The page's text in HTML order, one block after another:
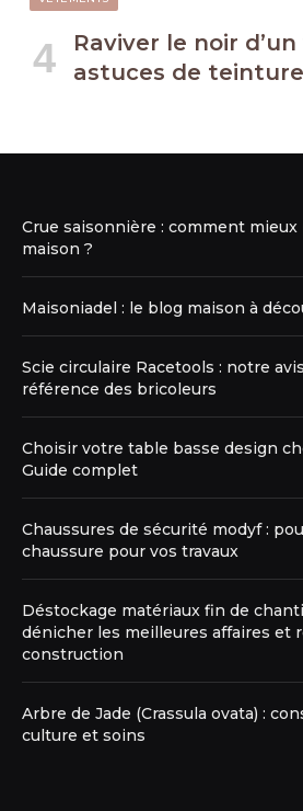
Raviver le noir
astuces de
Crue saisonnière : comment
maison ?
Maisoniadel : le blog maison à
Scie circulaire Racetools : notre
référence des bricoleurs
Choisir votre table basse design
Guide complet
Chaussures de sécurité modyf :
chaussure pour vos travaux
Déstockage matériaux fin de
dénicher les meilleures affaires et
construction
Arbre de Jade (Crassula ovata) :
culture et soins